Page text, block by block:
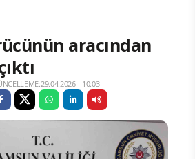
aracından
- 10:03